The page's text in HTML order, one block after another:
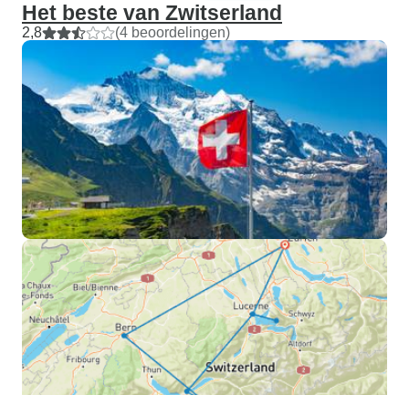
Het beste van Zwitserland
2,8 (4 beoordelingen)